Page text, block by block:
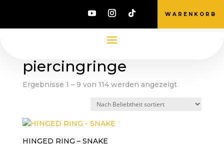
WARENKORB
/ Produkte verschlagwortet mit
piercingringe
Ergebnisse 1 – 9 von 114 werden angezeigtNach
sortiert
HINGED RING – SNAKE